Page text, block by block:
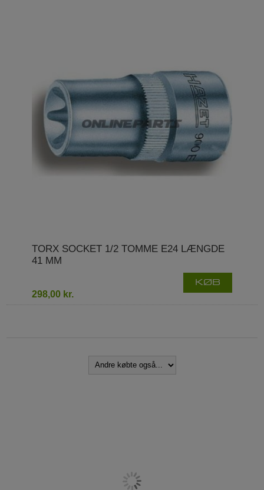
TORX SOCKET 1/2 TOMME E24 LÆNGDE
41 MM
298,00 kr.
KØB